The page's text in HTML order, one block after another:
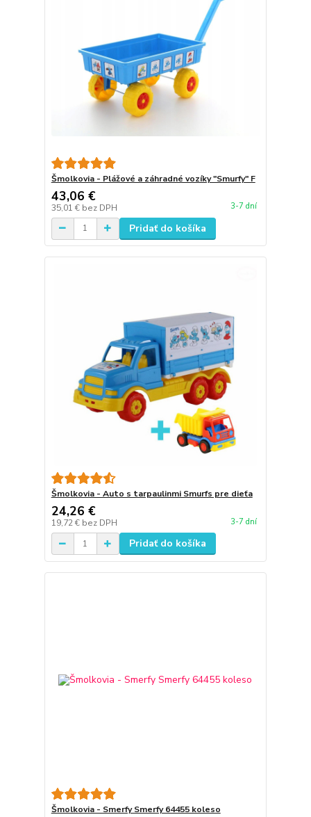
Šmolkovia - Plážové a záhradné vozíky "Smurfy" F
43,06 €
35,01 € bez DPH 3-7 dní
Pridať do košíka
Šmolkovia - Auto s tarpaulinmi Smurfs pre dieťa
24,26 €
19,72 € bez DPH 3-7 dní
Pridať do košíka
Šmolkovia - Smerfy Smerfy 64455 koleso